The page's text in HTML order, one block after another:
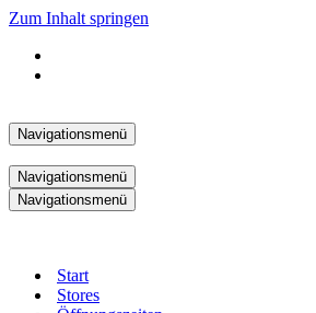
Zum Inhalt springen
Navigationsmenü
Navigationsmenü
Navigationsmenü
Start
Stores